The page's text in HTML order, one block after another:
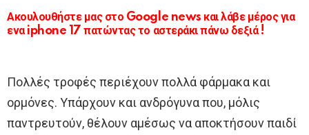
Ακουλουθήστε μας στο Google news και λάβε μέρος για
ενα iphone 17 πατώντας το αστεράκι πάνω δεξιά !
Πολλές τροφές περιέχουν πολλά φάρμακα και
ορμόνες. Υπάρχουν και ανδρόγυνα που, μόλις
παντρευτούν, θέλουν αμέσως να αποκτήσουν παιδί